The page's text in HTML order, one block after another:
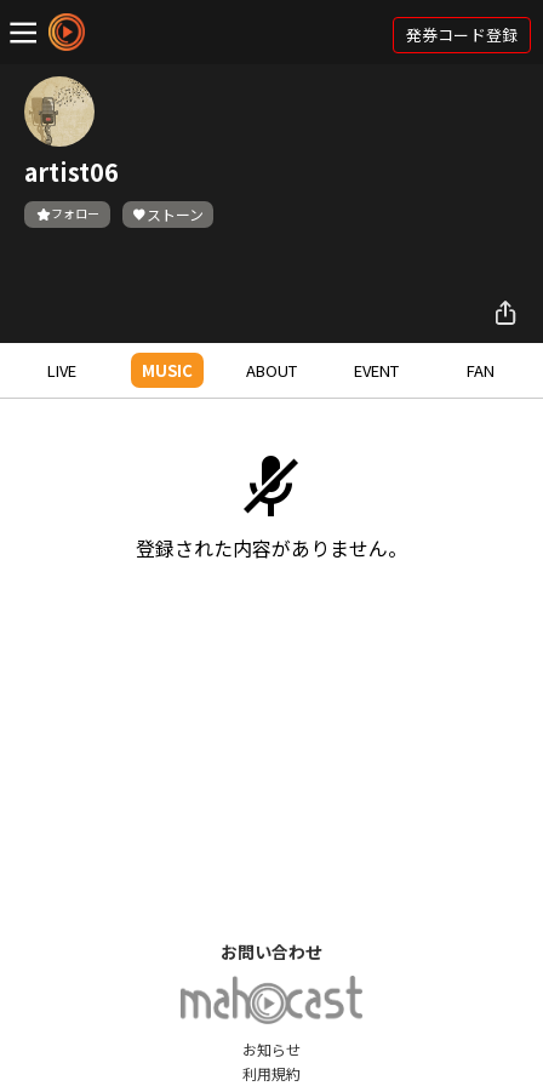
発券コード登録
artist06
フォロー ストーン
LIVE MUSIC ABOUT EVENT FAN
登録された内容がありません。
お知らせ
利用規約
お問い合わせ